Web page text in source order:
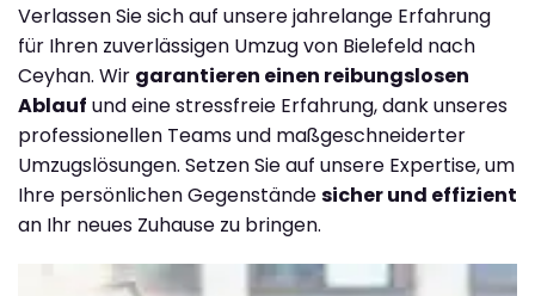
Verlassen Sie sich auf unsere jahrelange Erfahrung
für Ihren zuverlässigen Umzug von Bielefeld nach
Ceyhan. Wir garantieren einen reibungslosen
Ablauf und eine stressfreie Erfahrung, dank unseres
professionellen Teams und maßgeschneiderter
Umzugslösungen. Setzen Sie auf unsere Expertise, um
Ihre persönlichen Gegenständesicher und effizient
an Ihr neues Zuhause zu bringen.